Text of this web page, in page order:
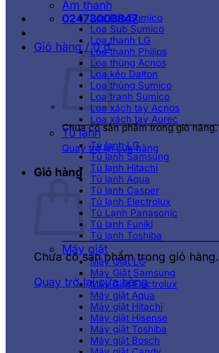
02473003847
Giỏ hàng /0₫
Chưa có sản phẩm trong giỏ hàng.
Quay trở lại cửa hàng
Giỏ hàng
Chưa có sản phẩm trong giỏ hàng.
Quay trở lại cửa hàng
Âm thanh
Loa kéo Sumico
Loa Sub Sumico
Loa thanh LG
Loa thanh Philips
Loa thùng Acnos
Loa kéo Dalton
Loa thùng Sumico
Loa tranh Sumico
Loa xách tay Acnos
Loa xách tay Aurec
Tủ lạnh
Tủ lạnh LG
Tủ lạnh Samsung
Tủ lạnh Hitachi
Tủ lạnh Aqua
Tủ lạnh Casper
Tủ lạnh Electrolux
Tủ Lạnh Panasonic
Tủ lạnh Funiki
Tủ lạnh Toshiba
Máy giặt
Máy Giặt LG
Máy Giặt Samsung
Máy Giặt Electrolux
Máy giặt Aqua
Máy giặt Hitachi
Máy giặt Hisense
Máy giặt Toshiba
Máy giặt Bosch